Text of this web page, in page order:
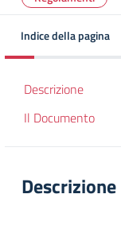
Indice della pagina
Descrizione
Il Documento
Descrizione